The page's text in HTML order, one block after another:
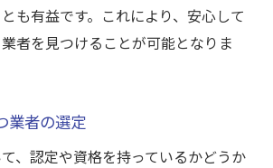
も有益です。これにより、安心して
者を見つけることが可能となりま
業者の選定
、認定や資格を持っているかどうか